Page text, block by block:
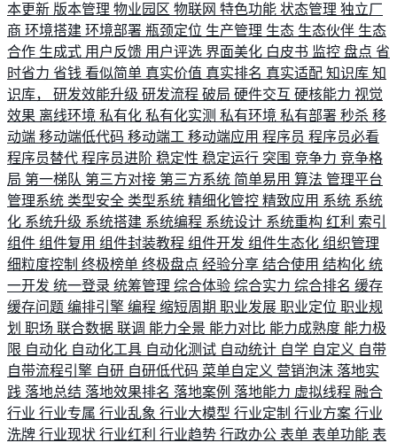
本更新 版本管理 物业园区 物联网 特色功能 状态管理 独立厂
商 环境搭建 环境部署 瓶颈定位 生产管理 生态 生态伙伴 生态
合作 生成式 用户反馈 用户评选 界面美化 白皮书 监控 盘点 省
时省力 省钱 看似简单 真实价值 真实排名 真实适配 知识库 知
识库， 研发效能升级 研发流程 破局 硬件交互 硬核能力 视觉
效果 离线环境 私有化 私有化实测 私有环境 私有部署 秒杀 移
动端 移动端低代码 移动端工 移动端应用 程序员 程序员必看
程序员替代 程序员进阶 稳定性 稳定运行 突围 竞争力 竞争格
局 第一梯队 第三方对接 第三方系统 简单易用 算法 管理平台
管理系统 类型安全 类型系统 精细化管控 精致应用 系统 系统
化 系统升级 系统搭建 系统编程 系统设计 系统重构 红利 索引
组件 组件复用 组件封装教程 组件开发 组件生态化 组织管理
细粒度控制 终极榜单 终极盘点 经验分享 结合使用 结构化 统
一开发 统一登录 统筹管理 综合体验 综合实力 综合排名 缓存
缓存问题 编排引擎 编程 缩短周期 职业发展 职业定位 职业规
划 职场 联合数据 联调 能力全景 能力对比 能力成熟度 能力极
限 自动化 自动化工具 自动化测试 自动统计 自学 自定义 自带
自带流程引擎 自研 自研低代码 菜单自定义 营销泡沫 落地实
践 落地总结 落地效果排名 落地案例 落地能力 虚拟线程 融合
行业 行业专属 行业乱象 行业大模型 行业定制 行业方案 行业
洗牌 行业现状 行业红利 行业趋势 行政办公 表单 表单功能 表